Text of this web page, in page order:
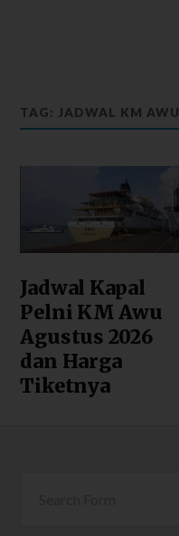
TAG: JADWAL KM AWU
Jadwal Kapal
Pelni KM Awu
Agustus 2026
dan Harga
Tiketnya